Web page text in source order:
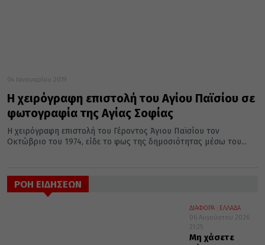
04 Ιανουαρίου 2019
Η χειρόγραφη επιστολή του Αγίου Παϊσίου σε
φωτογραφία της Αγίας Σοφίας
Η χειρόγραφη επιστολή του Γέροντος Άγιου Παϊσίου τον
Οκτώβριο του 1974, είδε το φως της δημοσιότητας μέσω του...
ΡΟΗ ΕΙΔΗΣΕΩΝ
ΔΙΑΦΟΡΑ
ΕΛΛΑΔΑ
06 Αυγούστου 2026
21:25
Μη χάσετε